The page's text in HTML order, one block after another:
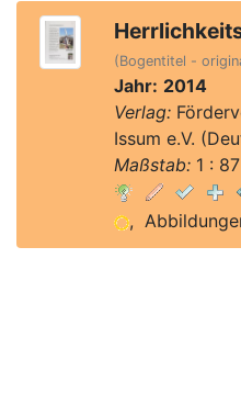
(Bogentitel -
Jahr: 2014
Verlag:
Issum e.V.
Maßstab:1 : 87
,